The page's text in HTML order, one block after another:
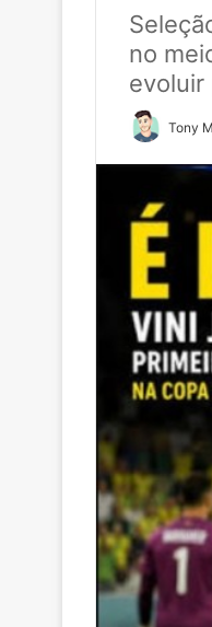
no
evoluir
Tony